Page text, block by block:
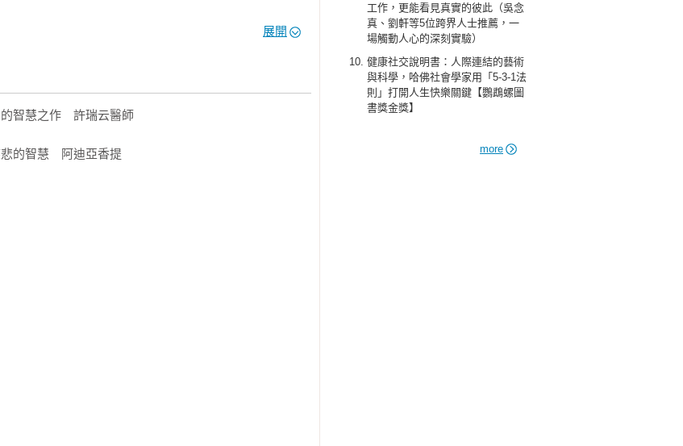
工作，更能看見真實的彼此（吳念
真、劉軒等5位跨界人士推薦，一
場觸動人心的深刻實驗）
健康社交說明書：人際連結的藝術
與科學，哈佛社會學家用「5-3-1法
則」打開人生快樂關鍵【鸚鵡螺圖
書獎金獎】
more
業最年輕的財務長時，選擇拋下一切到泰國森林展開17
號Natthiko──意思是「在智慧中成長的人」。
子。
都會畫重點的書」等好評如潮的書中，並不是關於宗
感連結。
學著作、Storytel大獎年度最佳非文學著作
書店讀者票選「年度之書」
超能力。
展開
智慧之作　許瑞云醫師
的智慧　阿迪亞香提